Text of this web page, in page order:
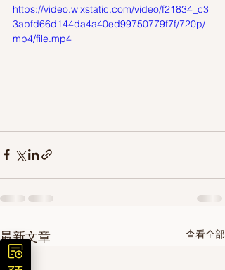
https://video.wixstatic.com/video/f21834_c3
3abfd66d144da4a40ed99750779f7f/720p/
mp4/file.mp4
最新文章 查看全部